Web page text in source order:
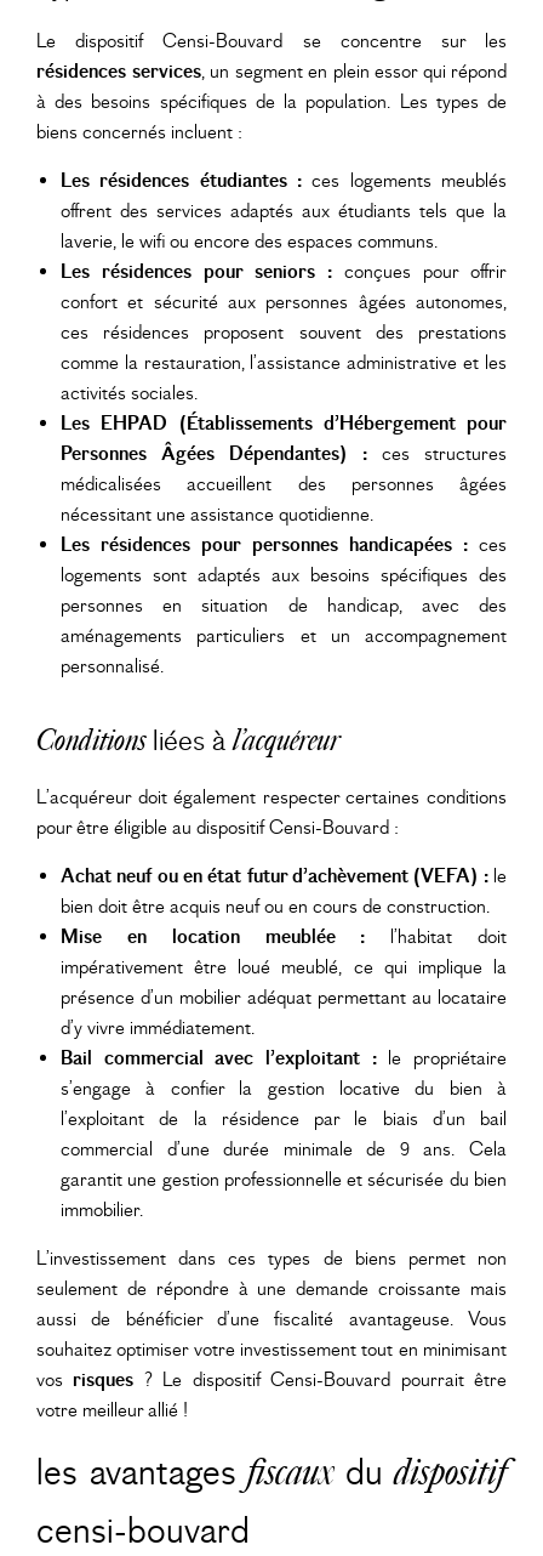
Le dispositif Censi-Bouvard se concentre sur les
résidences services, un segment en plein essor qui répond
à des besoins spécifiques de la population. Les types de
biens concernés incluent :
Les résidences étudiantes : ces logements meublés
offrent des services adaptés aux étudiants tels que la
laverie, le wifi ou encore des espaces communs.
Les résidences pour seniors : conçues pour offrir
confort et sécurité aux personnes âgées autonomes,
ces résidences proposent souvent des prestations
comme la restauration, l’assistance administrative et les
activités sociales.
Les EHPAD (Établissements d’Hébergement pour
Personnes Âgées Dépendantes) :ces structures
médicalisées accueillent des personnes âgées
nécessitant une assistance quotidienne.
Les résidences pour personnes handicapées :ces
logements sont adaptés aux besoins spécifiques des
personnes en situation de handicap, avec des
aménagements particuliers et un accompagnement
personnalisé.
Conditionsliées àl’acquéreur
L’acquéreur doit également respecter certaines conditions
pour être éligible au dispositif Censi-Bouvard :
Achat neuf ou en état futur d’achèvement (VEFA) :le
bien doit être acquis neuf ou en cours de construction.
Mise en location meublée : l’habitat doit
impérativement être loué meublé, ce qui implique la
présence d’un mobilier adéquat permettant au locataire
d’y vivre immédiatement.
Bail commercial avec l’exploitant :le propriétaire
s’engage à confier la gestion locative du bien à
l’exploitant de la résidence par le biais d’un bail
commercial d’une durée minimale de 9 ans. Cela
garantit une gestion professionnelle et sécurisée du bien
immobilier.
L’investissement dans ces types de biens permet non
seulement de répondre à une demande croissante mais
aussi de bénéficier d’une fiscalité avantageuse. Vous
souhaitez optimiser votre investissement tout en minimisant
vos risques ? Le dispositif Censi-Bouvard pourrait être
votre meilleur allié !
les avantages fiscauxdudispositif
censi-bouvard